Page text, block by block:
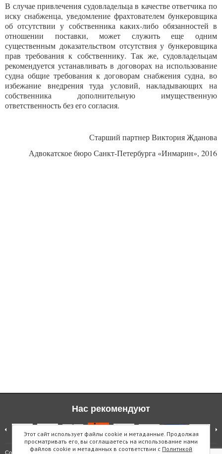
В случае привлечения судовладельца в качестве ответчика по
иску снабженца, уведомление фрахтователем бункеровщика
об отсутствии у собственника каких-либо обязанностей в
отношении поставки, может служить еще одним
существенным доказательством отсутствия у бункеровщика
прав требования к собственнику. Так же, судовладельцам
рекомендуется устанавливать в договорах на использование
судна общие требования к договорам снабжения судна, во
избежание внедрения туда условий, накладывающих на
собственника дополнительную имущественную
ответственность без его согласия.
Старший партнер Виктория Жданова
Адвокатское бюро Санкт-Петербурга «Инмарин», 2016
Этот сайт использует файлы cookie и метаданные. Продолжая
просматривать его, вы соглашаетесь на использование нами
файлов cookie и метаданных в соответствии с Политикой
Нас рекомендуют
Copyright © "Инмарин" Карта сайта